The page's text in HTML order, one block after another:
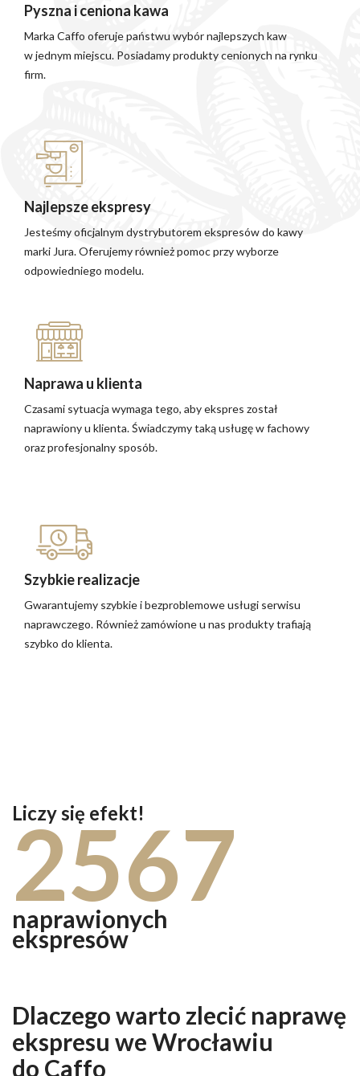
Pyszna i ceniona kawa
Marka Caffo oferuje państwu wybór najlepszych kaw
w jednym miejscu. Posiadamy produkty cenionych na rynku
firm.
Najlepsze ekspresy
Jesteśmy oficjalnym dystrybutorem ekspresów do kawy
marki Jura. Oferujemy również pomoc przy wyborze
odpowiedniego modelu.
Naprawa u klienta
Czasami sytuacja wymaga tego, aby ekspres został
naprawiony u klienta. Świadczymy taką usługę w fachowy
oraz profesjonalny sposób.
Szybkie realizacje
Gwarantujemy szybkie i bezproblemowe usługi serwisu
naprawczego. Również zamówione u nas produkty trafiają
szybko do klienta.
Liczy się efekt!
2567
naprawionych
ekspresów
Dlaczego warto zlecić naprawę
ekspresu we Wrocławiu
do Caffo